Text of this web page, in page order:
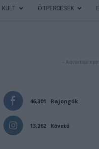
KULT ÖTPERCESEK
- Advertisement
46,301 Rajongók
13,262 Követő